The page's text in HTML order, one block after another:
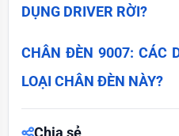
DỤNG DRIVER RỜI?
CHÂN ĐÈN 9007: CÁC
LOẠI CHÂN ĐÈN NÀY?
Chia sẻ